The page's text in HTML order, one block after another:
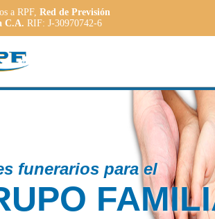
a RPF, Red de Previsión
C.A. RIF: J-30970742-6
Contamos